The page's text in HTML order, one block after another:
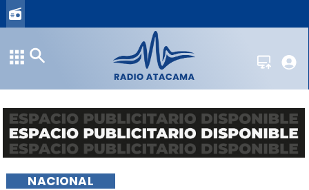
NACIONAL